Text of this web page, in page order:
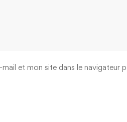
et mon site dans le navigateur